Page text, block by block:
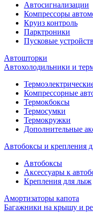
Автосигнализации
Компрессоры
Круиз контроль
Парктроники
Пусковые
Автошторки
Автохолодильники и
Компрессорные
Термокбоксы
Термосумки
Термокружки
Дополнительные
Автобоксы и крепления
Автобоксы
Аксессуары к
Крепления для лыж
Амортизаторы капота
Багажники на крышу и